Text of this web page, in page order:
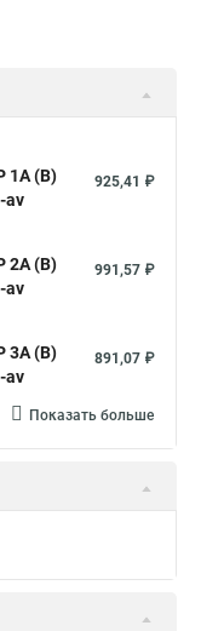
1A (B)
av
925,41 ₽
2A (B)
av
991,57 ₽
3A (B)
av
891,07 ₽
Показать больше